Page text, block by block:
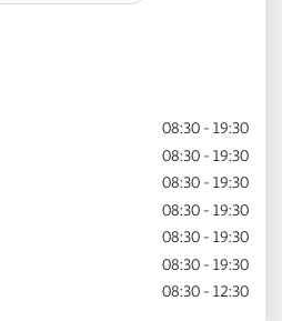
08:30 - 19:30
08:30 - 19:30
08:30 - 19:30
08:30 - 19:30
08:30 - 19:30
08:30 - 19:30
08:30 - 12:30